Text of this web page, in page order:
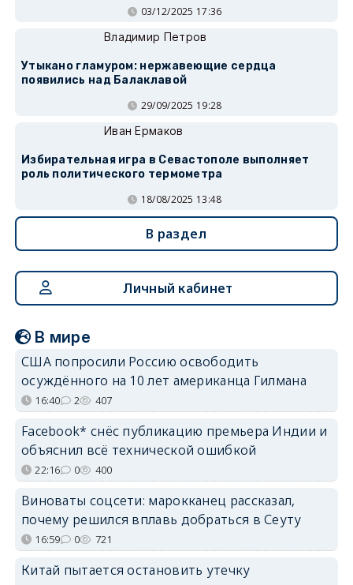
03/12/2025 17:36
Владимир Петров
Утыкано гламуром: нержавеющие сердца
появились над Балаклавой
29/09/2025 19:28
Иван Ермаков
Избирательная игра в Севастополе выполняет
роль политического термометра
18/08/2025 13:48
В раздел
Личный кабинет
В мире
США попросили Россию освободить
осуждённого на 10 лет американца Гилмана
16:40 2 407
Facebook* снёс публикацию премьера Индии и
объяснил всё технической ошибкой
22:16 0 400
Виноваты соцсети: марокканец рассказал,
почему решился вплавь добраться в Сеуту
16:59 0 721
Китай пытается остановить утечку